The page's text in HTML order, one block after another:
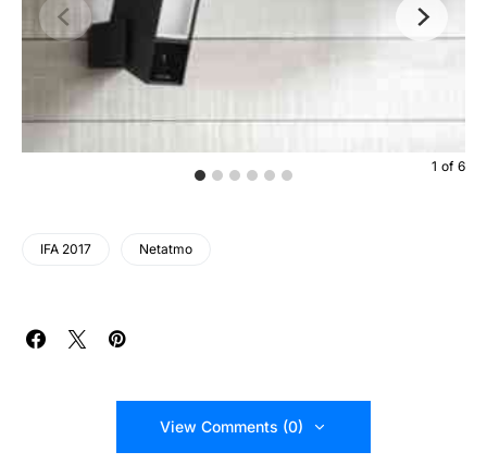
1 of 6
IFA 2017 Netatmo
View Comments (0)